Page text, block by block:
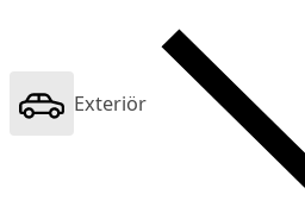
Exteriör